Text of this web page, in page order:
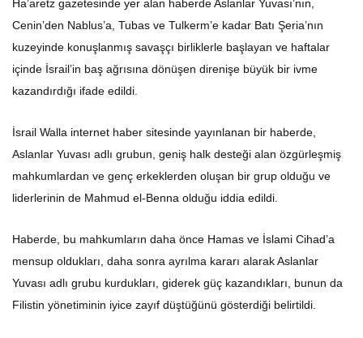
Ha’aretz gazetesinde yer alan haberde Aslanlar Yuvası’nın,
Cenin’den Nablus’a, Tubas ve Tulkerm’e kadar Batı Şeria’nın
kuzeyinde konuşlanmış savaşçı birliklerle başlayan ve haftalar
içinde İsrail’in baş ağrısına dönüşen direnişe büyük bir ivme
kazandırdığı ifade edildi.
İsrail Walla internet haber sitesinde yayınlanan bir haberde,
Aslanlar Yuvası adlı grubun, geniş halk desteği alan özgürleşmiş
mahkumlardan ve genç erkeklerden oluşan bir grup olduğu ve
liderlerinin de Mahmud el-Benna olduğu iddia edildi.
Haberde, bu mahkumların daha önce Hamas ve İslami Cihad’a
mensup oldukları, daha sonra ayrılma kararı alarak Aslanlar
Yuvası adlı grubu kurdukları, giderek güç kazandıkları, bunun da
Filistin yönetiminin iyice zayıf düştüğünü gösterdiği belirtildi.